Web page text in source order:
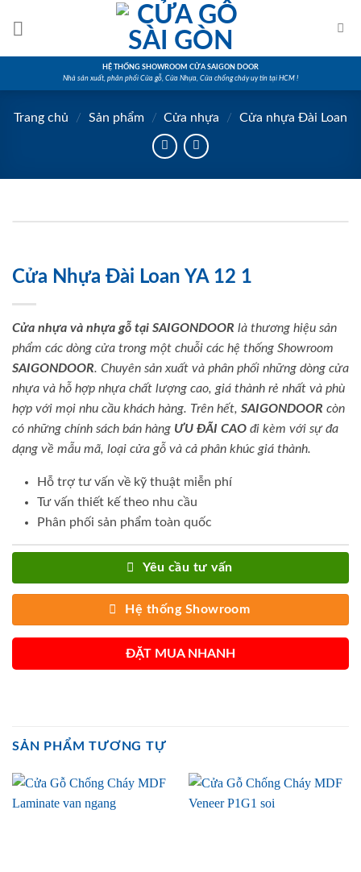
HỆ THỐNG SHOWROOM CỬA SAIGON DOOR
Nhà sản xuất, phân phối Cửa gỗ, Cửa Nhựa, Cửa chống cháy uy tín tại HCM !
Trang chủ / Sản phẩm / Cửa nhựa / Cửa nhựa Đài Loan
Cửa Nhựa Đài Loan YA 12 1
Cửa nhựa và nhựa gỗ tại SAIGONDOOR là thương hiệu sản
phẩm các dòng cửa trong một chuỗi các hệ thống Showroom
SAIGONDOOR. Chuyên sản xuất và phân phối những dòng cửa
nhựa và hỗ hợp nhựa chất lượng cao, giá thành rẻ nhất và phù
hợp với mọi nhu cầu khách hàng. Trên hết, SAIGONDOOR còn
có những chính sách bán hàng ƯU ĐÃI CAO đi kèm với sự đa
dạng về mẫu mã, loại cửa gỗ và cả phân khúc giá thành.
Hỗ trợ tư vấn về kỹ thuật miễn phí
Tư vấn thiết kế theo nhu cầu
Phân phối sản phẩm toàn quốc
Yêu cầu tư vấn
Hệ thống Showroom
ĐẶT MUA NHANH
SẢN PHẨM TƯƠNG TỰ